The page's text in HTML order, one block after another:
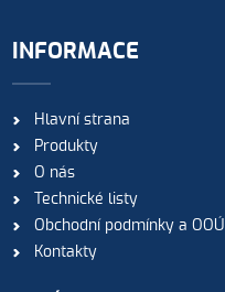
INFORMACE
Hlavní strana
Produkty
O nás
Technické listy
Obchodní podmínky a OOÚ
Kontakty